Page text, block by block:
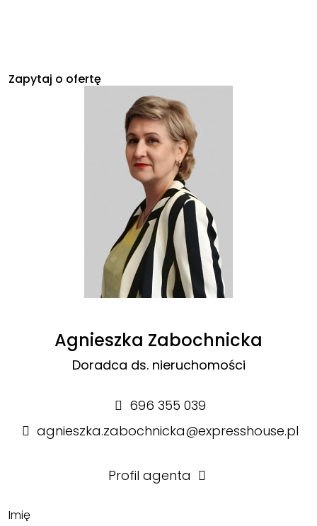
Zapytaj o ofertę
Agnieszka Zabochnicka
Doradca ds. nieruchomości
696 355 039
agnieszka.zabochnicka@expresshouse.pl
Profil agenta
Imię